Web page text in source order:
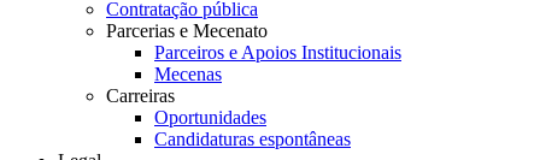
Contratação pública
Parcerias e Mecenato
Parceiros e Apoios Institucionais
Mecenas
Carreiras
Oportunidades
Candidaturas espontâneas